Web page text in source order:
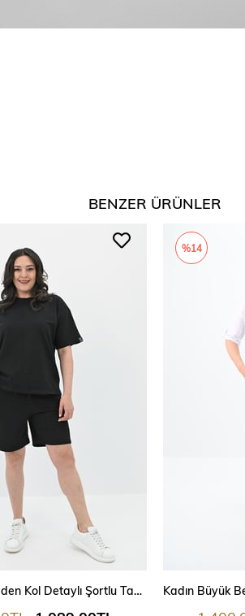
BENZER ÜRÜNLER
Kadın Büyük Beden Kol Detaylı Şortlu Takım 8101-24
%14